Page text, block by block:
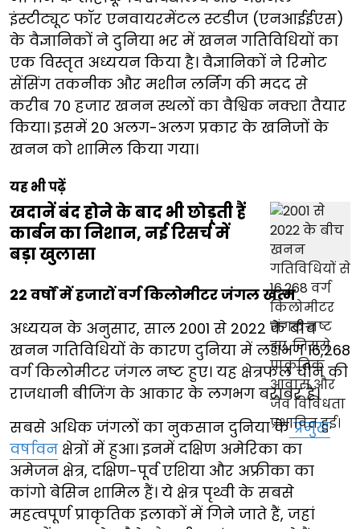
इंस्टीट्यूट फॉर एनवायरमेंटल स्टडीज (एनआईईएस)
के वैज्ञानिकों ने दुनिया भर में खनन गतिविधियों का
एक विस्तृत अध्ययन किया है। वैज्ञानिकों ने रिमोट
सेंसिंग तकनीक और मशीन लर्निंग की मदद से
करीब 70 हजार खनन स्थलों का वैश्विक नक्शा तैयार
किया। इसमें 20 अलग-अलग प्रकार के खनिजों के
खनन को शामिल किया गया।
यह भी पढ़ें
खदानें बंद होने के बाद भी छोड़ती हैं
कार्बन का निशान, नई रिसर्च में
बड़ा खुलासा
22 वर्षों में हजारों वर्ग किलोमीटर जंगल खत्म
अध्ययन के अनुसार, साल 2001 से 2022 के बीच
खनन गतिविधियों के कारण दुनिया में लगभग 16,268
वर्ग किलोमीटर जंगल नष्ट हुए। यह क्षेत्रफल चीन की
राजधानी बीजिंग के आकार के लगभग बराबर है।
सबसे अधिक जंगलों का नुकसान दुनिया केप्रमुख
वर्षावन क्षेत्रों में हुआ। इनमें दक्षिण अमेरिका का
अमेजन क्षेत्र, दक्षिण-पूर्व एशिया और अफ्रीका का
कांगो बेसिन शामिल हैं। ये क्षेत्र पृथ्वी के सबसे
महत्वपूर्ण प्राकृतिक इलाकों में गिने जाते हैं, जहां